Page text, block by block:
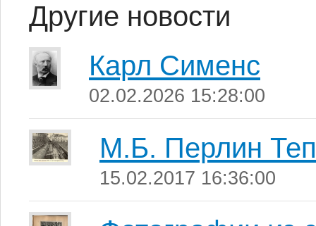
Другие новости
Карл Сименс
02.02.2026 15:28:00
М.Б. Перлин
15.02.2017 16:36:00